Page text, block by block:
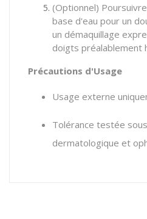
(Optionnel)
base d'eau pour un
un démaquillage
doigts préalablement
Précautions d'Usage
Usage externe
Tolérance testée
dermatologique et